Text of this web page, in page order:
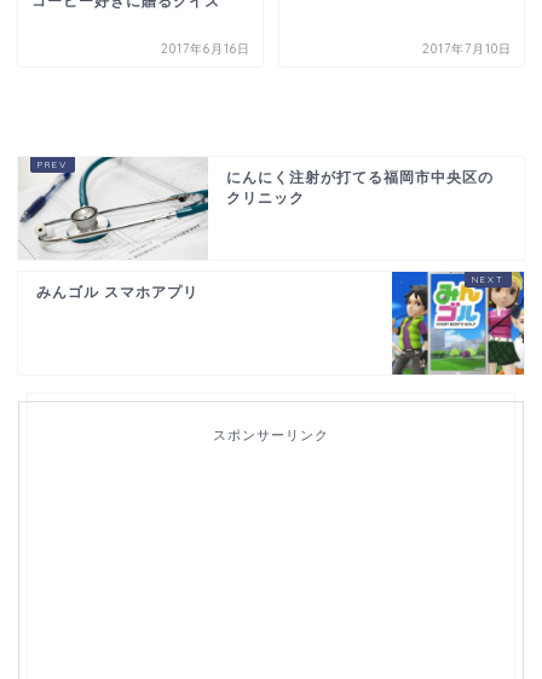
2017年6月16日 2017年7月10日
にんにく注射が打てる福岡市中央区の
クリニック
みんゴル スマホアプリ
スポンサーリンク